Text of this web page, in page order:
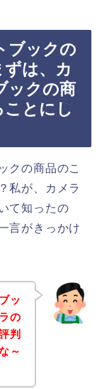
ブックの
は、カ
ックの商
とにし
クの商品のこ
私が、カメラ
て知ったの
言がきっかけ
ッ
の
判
～